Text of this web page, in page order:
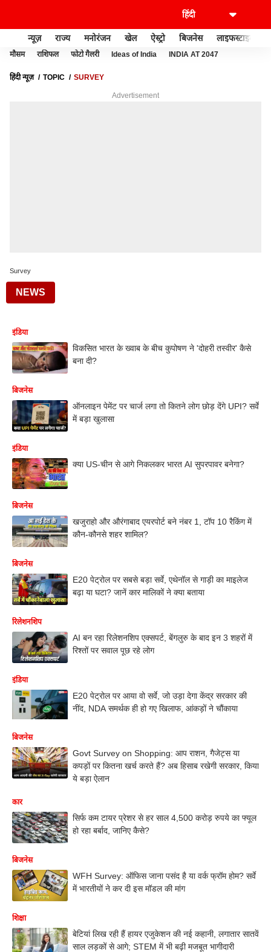
न्यूज़ राज्य मनोरंजन खेल ऐस्ट्रो बिजनेस लाइफस्टाइल
मौसम राशिफल फोटो गैलरी Ideas of India INDIA AT 2047
हिंदी न्यूज़ TOPIC SURVEY
Advertisement
Survey
NEWS
इंडिया
विकसित भारत के ख्वाब के बीच कुपोषण ने 'दोहरी तस्वीर' कैसे
बना दी?
बिजनेस
ऑनलाइन पेमेंट पर चार्ज लगा तो कितने लोग छोड़ देंगे UPI? सर्वे
में बड़ा खुलासा
इंडिया
क्या US-चीन से आगे निकलकर भारत AI सुपरपावर बनेगा?
बिजनेस
खजुराहो और औरंगाबाद एयरपोर्ट बने नंबर 1, टॉप 10 रैकिंग में
कौन-कौनसे शहर शामिल?
बिजनेस
E20 पेट्रोल पर सबसे बड़ा सर्वे, एथेनॉल से गाड़ी का माइलेज
बढ़ा या घटा? जानें कार मालिकों ने क्या बताया
रिलेशनशिप
AI बन रहा रिलेशनशिप एक्सपर्ट, बेंगलुरु के बाद इन 3 शहरों में
रिश्तों पर सवाल पूछ रहे लोग
इंडिया
E20 पेट्रोल पर आया वो सर्वे, जो उड़ा देगा केंद्र सरकार की
नींद, NDA समर्थक ही हो गए खिलाफ, आंकड़ों ने चौंकाया
बिजनेस
Govt Survey on Shopping: आप राशन, गैजेट्स या
कपड़ों पर कितना खर्च करते हैं? अब हिसाब रखेगी सरकार, किया
ये बड़ा ऐलान
कार
सिर्फ कम टायर प्रेशर से हर साल 4,500 करोड़ रुपये का फ्यूल
हो रहा बर्बाद, जानिए कैसे?
बिजनेस
WFH Survey: ऑफिस जाना पसंद है या वर्क फ्रॉम होम? सर्वे
में भारतीयों ने कर दी इस मॉडल की मांग
शिक्षा
बेटियां लिख रही हैं हायर एजुकेशन की नई कहानी, लगातार सातवें
साल लड़कों से आगे; STEM में भी बढ़ी मजबूत भागीदारी